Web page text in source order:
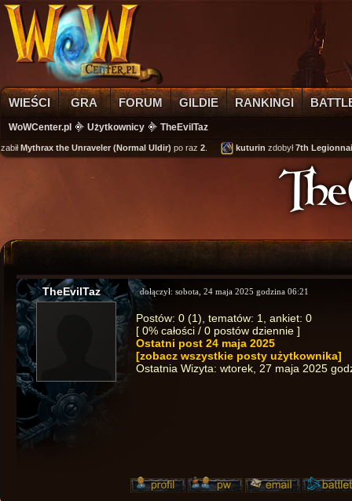
WIEŚCI GRA FORUM GILDIE RANKINGI
WoWCenter.pl Użytkownicy TheEvilTaz
Mythrax the Unraveler (Normal Uldir)po raz2 . kuturinzdobył7th
TheEvilTaz dołączył: sobota, 24 maja 2025 godzina 06:21
Postów: 0 (1), tematów: 1, ankiet: 0
[ 0% całości / 0 postów dziennie ]
Ostatni post 24 maja 2025
[zobacz wszystkie posty użytkownika]
Ostatnia Wizyta: wtorek, 27 maja 2025